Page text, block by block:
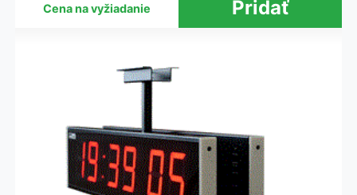
Cena na vyžiadanie